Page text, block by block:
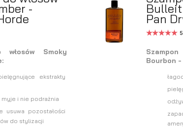
-
włosów Smoky
ekstrakty
i nie podrażnia
usuwa pozostałości
do stylizacji
Pan
Bourbon -